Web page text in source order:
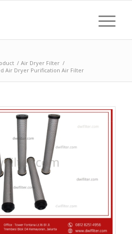
/ Air Dryer Filter /
Air Dryer Purification Air Filter